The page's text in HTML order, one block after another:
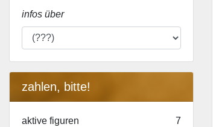
infos über
zahlen, bitte!
aktive figuren
7